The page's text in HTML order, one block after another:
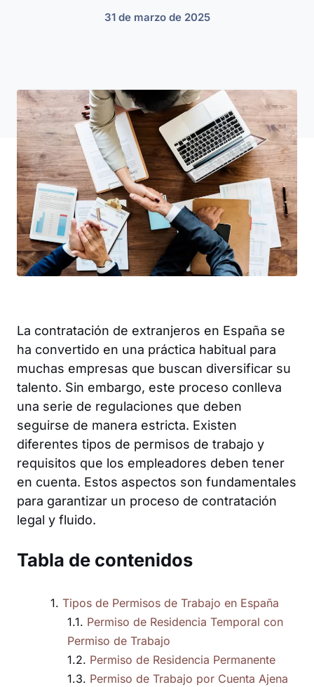
31 de marzo de 2025
La contratación de extranjeros en España se
ha convertido en una práctica habitual para
muchas empresas que buscan diversificar su
talento. Sin embargo, este proceso conlleva
una serie de regulaciones que deben
seguirse de manera estricta. Existen
diferentes tipos de permisos de trabajo y
requisitos que los empleadores deben tener
en cuenta. Estos aspectos son fundamentales
para garantizar un proceso de contratación
legal y fluido.
Tabla de contenidos
Tipos de Permisos de Trabajo en España
Permiso de Residencia Temporal con
Permiso de Trabajo
Permiso de Residencia Permanente
Permiso de Trabajo por Cuenta Ajena